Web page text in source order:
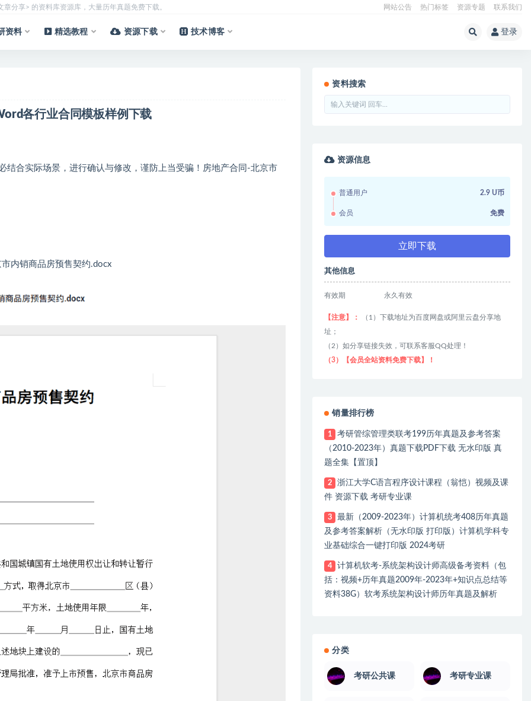
分享> 的资料库资源库，大量历年真题免费下载。 网站公告 热门标签 资源专题 联系我们
资料 精选教程 资源下载 技术博客 登录
各行业合同模板样例下载
合实际场景，进行确认与修改，谨防上当受骗！房地产合同-北京市
内销商品房预售契约.docx
资料搜索
资源信息
普通用户 2.9 U币
会员 免费
立即下载
其他信息
有效期 永久有效
【注意】：
（1）下载地址为百度网盘或阿里云盘分享地
址；
（2）如分享链接失效，可联系客服QQ处理！
（3）【会员全站资料免费下载】！
销量排行榜
1
考研管综管理类联考199历年真题及参考答案
（2010-2023年）真题下载PDF下载 无水印版 真
题全集【置顶】
2
浙江大学C语言程序设计课程（翁恺）视频及课
件 资源下载 考研专业课
3
最新（2009-2023年）计算机统考408历年真题
及参考答案解析（无水印版 打印版）计算机学科专
业基础综合一键打印版 2024考研
4
计算机软考-系统架构设计师高级备考资料（包
括：视频+历年真题2009年-2023年+知识点总结等
资料38G）软考系统架构设计师历年真题及解析
分类
考研公共课 考研专业课